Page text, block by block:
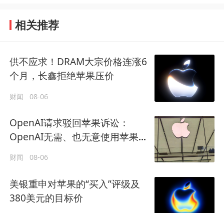
相关推荐
供不应求！DRAM大宗价格连涨6
个月，长鑫拒绝苹果压价
财闻 08-06
OpenAI请求驳回苹果诉讼：
OpenAI无需、也无意使用苹果商
业秘密
财闻 08-06
美银重申对苹果的“买入”评级及
380美元的目标价